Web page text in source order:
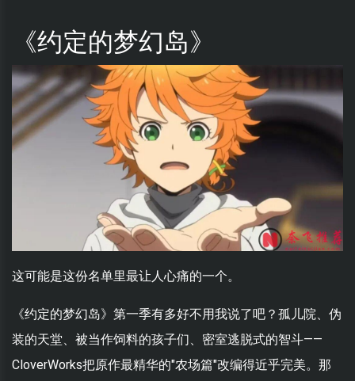
《约定的梦幻岛》
这可能是这份名单里最让人心痛的一个。
《约定的梦幻岛》第一季有多好不用我说了吧？孤儿院、伪
装的天堂、被当作饲料的孩子们、密室逃脱式的智斗——
CloverWorks把原作最精华的"农场篇"改编得近乎完美。那